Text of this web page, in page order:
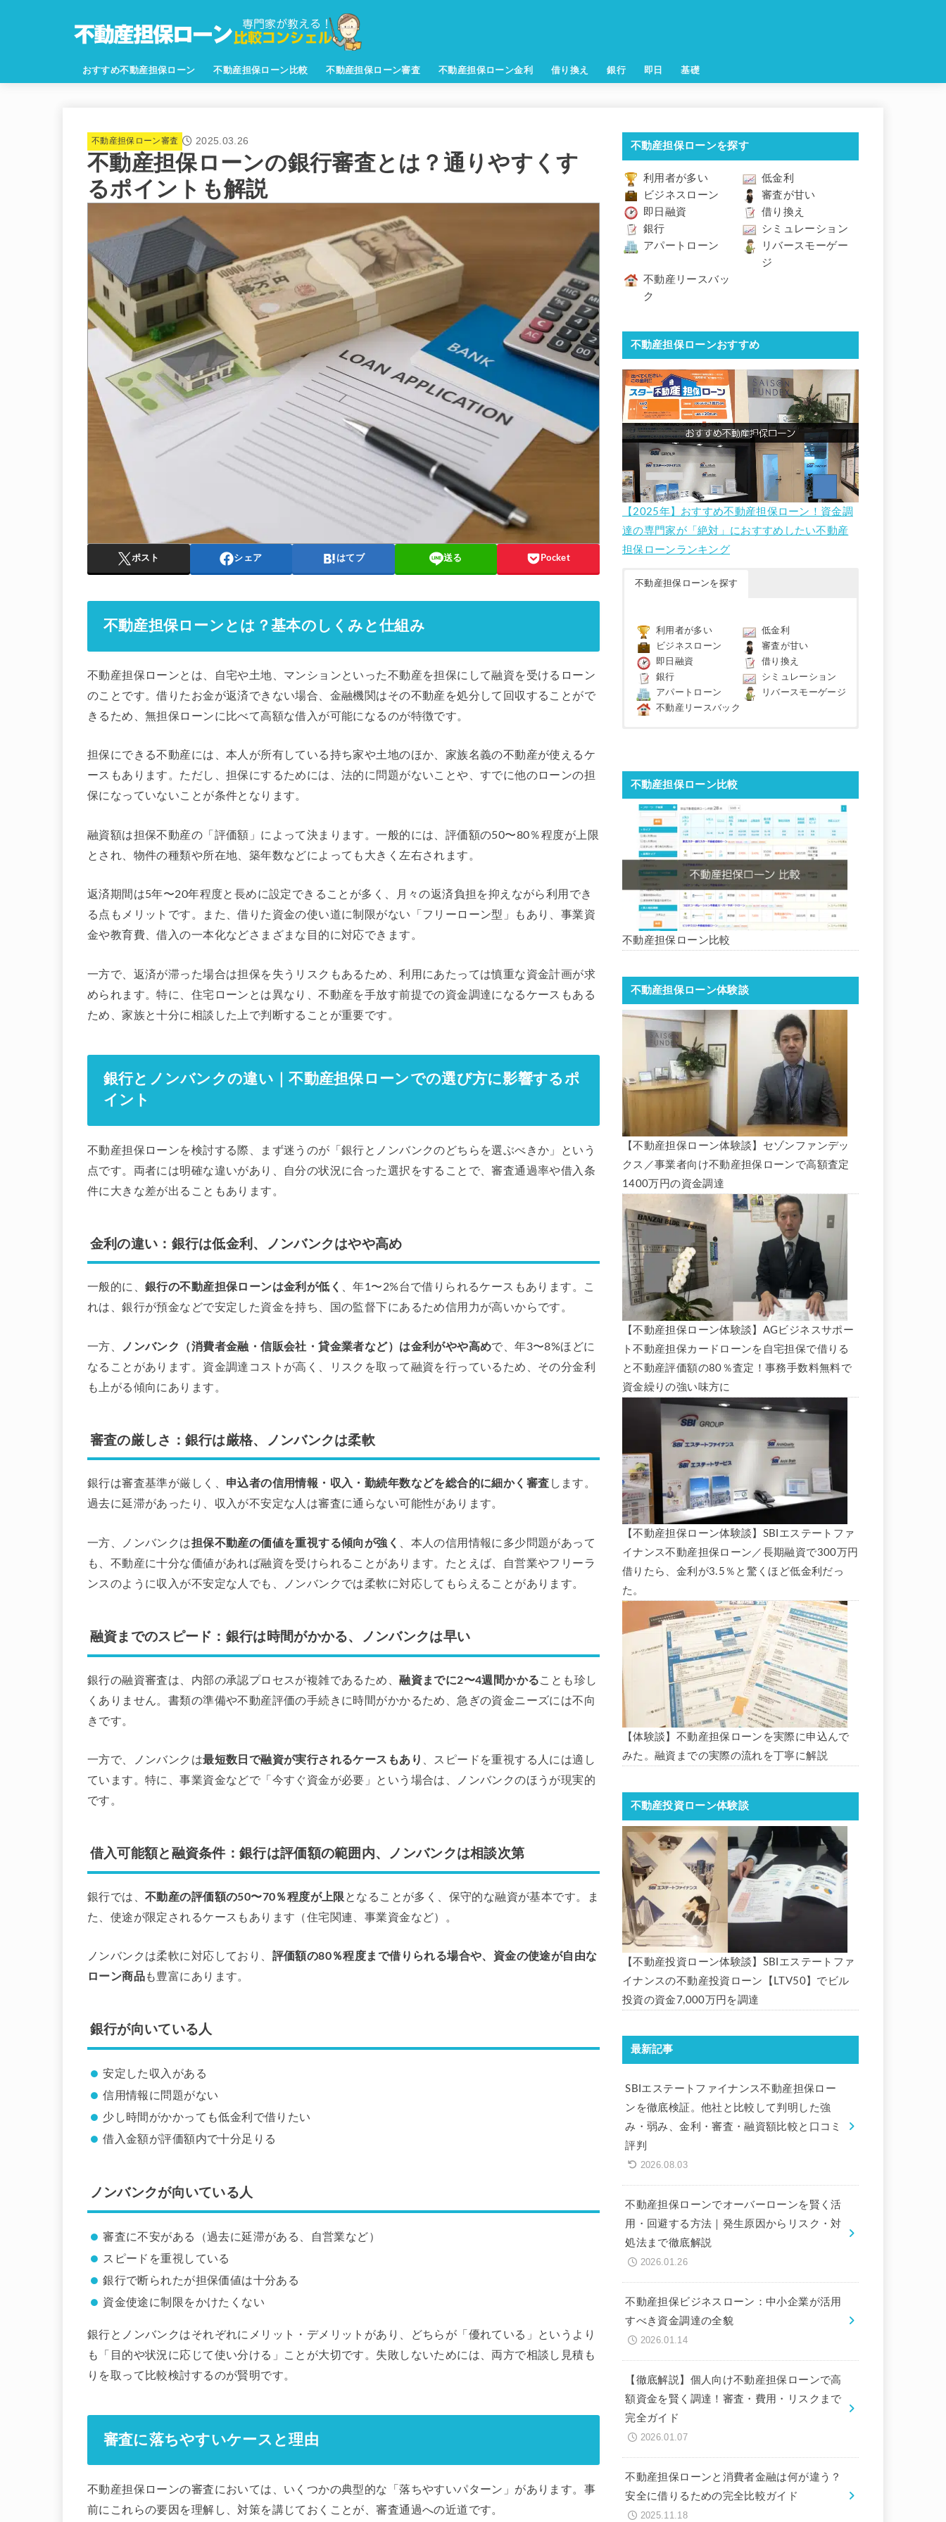
おすすめ不動産担保ローン 不動産担保ローン比較 不動産担保ローン審査 不動産担保ローン金利 借り換え 銀行 即日 基礎
不動産担保ローン審査 2025.03.26
不動産担保ローンの銀行審査とは？通りやすくす
るポイントも解説
ポスト シェア はてブ 送る Pocket
不動産担保ローンとは？基本のしくみと仕組み
不動産担保ローンとは、自宅や土地、マンションといった不動産を担保にして融資を受けるローン
のことです。借りたお金が返済できない場合、金融機関はその不動産を処分して回収することがで
きるため、無担保ローンに比べて高額な借入が可能になるのが特徴です。
担保にできる不動産には、本人が所有している持ち家や土地のほか、家族名義の不動産が使えるケ
ースもあります。ただし、担保にするためには、法的に問題がないことや、すでに他のローンの担
保になっていないことが条件となります。
融資額は担保不動産の「評価額」によって決まります。一般的には、評価額の50〜80％程度が上限
とされ、物件の種類や所在地、築年数などによっても大きく左右されます。
返済期間は5年〜20年程度と長めに設定できることが多く、月々の返済負担を抑えながら利用でき
る点もメリットです。また、借りた資金の使い道に制限がない「フリーローン型」もあり、事業資
金や教育費、借入の一本化などさまざまな目的に対応できます。
一方で、返済が滞った場合は担保を失うリスクもあるため、利用にあたっては慎重な資金計画が求
められます。特に、住宅ローンとは異なり、不動産を手放す前提での資金調達になるケースもある
ため、家族と十分に相談した上で判断することが重要です。
銀行とノンバンクの違い｜不動産担保ローンでの選び方に影響するポ
イント
不動産担保ローンを検討する際、まず迷うのが「銀行とノンバンクのどちらを選ぶべきか」という
点です。両者には明確な違いがあり、自分の状況に合った選択をすることで、審査通過率や借入条
件に大きな差が出ることもあります。
金利の違い：銀行は低金利、ノンバンクはやや高め
一般的に、銀行の不動産担保ローンは金利が低く 、年1〜2%台で借りられるケースもあります。こ
れは、銀行が預金などで安定した資金を持ち、国の監督下にあるため信用力が高いからです。
一方、 ノンバンク（消費者金融・信販会社・貸金業者など）は金利がやや高めで、年3〜8%ほどに
なることがあります。資金調達コストが高く、リスクを取って融資を行っているため、その分金利
も上がる傾向にあります。
審査の厳しさ：銀行は厳格、ノンバンクは柔軟
銀行は審査基準が厳しく、 申込者の信用情報・収入・勤続年数などを総合的に細かく審査 します。
過去に延滞があったり、収入が不安定な人は審査に通らない可能性があります。
一方、ノンバンクは担保不動産の価値を重視する傾向が強く
、本人の信用情報に多少問題があって
も、不動産に十分な価値があれば融資を受けられることがあります。たとえば、自営業やフリーラ
ンスのように収入が不安定な人でも、ノンバンクでは柔軟に対応してもらえることがあります。
融資までのスピード：銀行は時間がかかる、ノンバンクは早い
銀行の融資審査は、内部の承認プロセスが複雑であるため、融資までに2〜4週間かかることも珍し
くありません。書類の準備や不動産評価の手続きに時間がかかるため、急ぎの資金ニーズには不向
きです。
一方で、ノンバンクは最短数日で融資が実行されるケースもあり
、スピードを重視する人には適し
ています。特に、事業資金などで「今すぐ資金が必要」という場合は、ノンバンクのほうが現実的
です。
借入可能額と融資条件：銀行は評価額の範囲内、ノンバンクは相談次第
銀行では、不動産の評価額の50〜70％程度が上限 となることが多く、保守的な融資が基本です。ま
た、使途が限定されるケースもあります（住宅関連、事業資金など）。
ノンバンクは柔軟に対応しており、 評価額の80％程度まで借りられる場合や、資金の使途が自由な
ローン商品も豊富にあります。
銀行が向いている人
安定した収入がある
信用情報に問題がない
少し時間がかかっても低金利で借りたい
借入金額が評価額内で十分足りる
ノンバンクが向いている人
審査に不安がある（過去に延滞がある、自営業など）
スピードを重視している
銀行で断られたが担保価値は十分ある
資金使途に制限をかけたくない
銀行とノンバンクはそれぞれにメリット・デメリットがあり、どちらが「優れている」というより
も「目的や状況に応じて使い分ける」ことが大切です。失敗しないためには、両方で相談し見積も
りを取って比較検討するのが賢明です。
審査に落ちやすいケースと理由
不動産担保ローンの審査においては、いくつかの典型的な「落ちやすいパターン」があります。事
前にこれらの要因を理解し、対策を講じておくことが、審査通過への近道です。
不動産担保ローンを探す
利用者が多い
低金利
ビジネスローン
審査が甘い
即日融資
借り換え
銀行
シミュレーション
アパートローン
リバースモーゲー
ジ
不動産リースバッ
ク
不動産担保ローンおすすめ
【2025年】おすすめ不動産担保ローン！資金調
達の専門家が「絶対」におすすめしたい不動産
担保ローンランキング
不動産担保ローンを探す
利用者が多い
低金利
ビジネスローン
審査が甘い
即日融資
借り換え
銀行
シミュレーション
アパートローン
リバースモーゲージ
不動産リースバック
不動産担保ローン比較
不動産担保ローン比較
不動産担保ローン体験談
【不動産担保ローン体験談】セゾンファンデッ
クス／事業者向け不動産担保ローンで高額査定
1400万円の資金調達
【不動産担保ローン体験談】AGビジネスサポー
ト不動産担保カードローンを自宅担保で借りる
と不動産評価額の80％査定！事務手数料無料で
資金繰りの強い味方に
【不動産担保ローン体験談】SBIエステートファ
イナンス不動産担保ローン／長期融資で300万円
借りたら、金利が3.5％と驚くほど低金利だっ
た。
【体験談】不動産担保ローンを実際に申込んで
みた。融資までの実際の流れを丁寧に解説
不動産投資ローン体験談
【不動産投資ローン体験談】SBIエステートファ
イナンスの不動産投資ローン【LTV50】でビル
投資の資金7,000万円を調達
最新記事
SBIエステートファイナンス不動産担保ロー
ンを徹底検証。他社と比較して判明した強
み・弱み、金利・審査・融資額比較と口コミ
評判
2026.08.03
不動産担保ローンでオーバーローンを賢く活
用・回避する方法｜発生原因からリスク・対
処法まで徹底解説
2026.01.26
不動産担保ビジネスローン：中小企業が活用
すべき資金調達の全貌
2026.01.14
【徹底解説】個人向け不動産担保ローンで高
額資金を賢く調達！審査・費用・リスクまで
完全ガイド
2026.01.07
不動産担保ローンと消費者金融は何が違う？
安全に借りるための完全比較ガイド
2025.11.18